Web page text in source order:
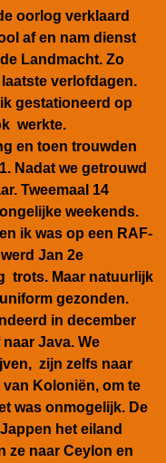
oorlog verklaard
af en nam dienst
Landmacht. Zo
verlofdagen.
gestationeerd op
werkte.
en toen trouwden
Nadat we getrouwd
Tweemaal 14
weekends.
ik was op een RAF-
Jan 2e
trots. Maar natuurlijk
gezonden.
in december
Java. We
zijn zelfs naar
Koloniën, om te
was onmogelijk. De
het eiland
ze naar Ceylon en